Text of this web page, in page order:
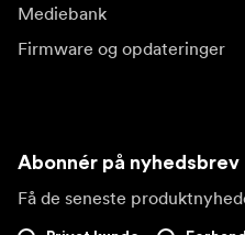
Mediebank
Firmware og opdateringer
Abonnér på nyhedsbrev
Få de seneste